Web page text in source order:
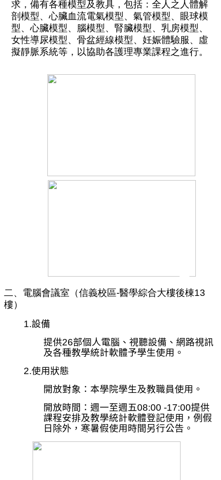
求，備有各種模型及教具，包括：全人之人體解
剖模型、心臟血流電氣模型、氣管模型、眼球模
型、心臟模型、腦模型、腎臟模型、乳房模型、
女性導尿模型、骨盆經線模型、妊娠體驗服、虛
擬靜脈系統等，以協助各護理專業課程之進行。
二、電腦會議室（信義校區-醫學綜合大樓後棟13
樓）
1.設備
提供26部個人電腦、視聽設備、網路視訊
及各種教學統計軟體予學生使用。
2.使用狀態
開放對象：本學院學生及教職員使用。
開放時間：週一至週五08:00 -17:00提供
課程安排及教學統計軟體登記使用，例假
日除外，寒暑假使用時間另行公告。